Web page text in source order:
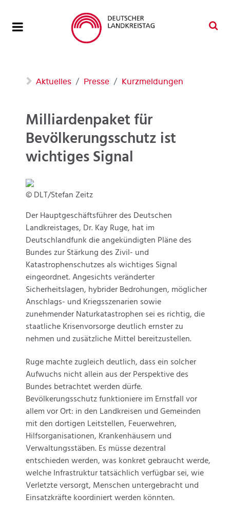
Aktuelles Presse Kurzmeldungen
Milliardenpaket für
Bevölkerungsschutz ist
wichtiges Signal
© DLT/Stefan Zeitz
Der Hauptgeschäftsführer des Deutschen
Landkreistages, Dr. Kay Ruge, hat im
Deutschlandfunk die angekündigten Pläne des
Bundes zur Stärkung des Zivil- und
Katastrophenschutzes als wichtiges Signal
eingeordnet. Angesichts veränderter
Sicherheitslagen, hybrider Bedrohungen, möglicher
Anschlags- und Kriegsszenarien sowie
zunehmender Naturkatastrophen sei es richtig, die
staatliche Krisenvorsorge deutlich ernster zu
nehmen und zusätzliche Mittel bereitzustellen.
Ruge machte zugleich deutlich, dass ein solcher
Aufwuchs nicht allein aus der Perspektive des
Bundes betrachtet werden dürfe.
Bevölkerungsschutz funktioniere im Ernstfall vor
allem vor Ort: in den Landkreisen und Gemeinden
mit den dortigen Leitstellen, Feuerwehren,
Hilfsorganisationen, Krankenhäusern und
Verwaltungsstäben. Es müsse dezentral
entschieden werden, was konkret gebraucht werde,
welche Infrastruktur tatsächlich verfügbar sei, wie
Verletzte versorgt, Menschen untergebracht und
Einsatzkräfte koordiniert werden könnten.